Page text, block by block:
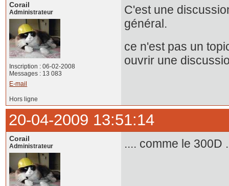
Corail
Administrateur
Inscription : 06-02-2008
Messages : 13 083
E-mail
C'est une
général.
ce n'est pas un
ouvrir une
Hors ligne
20-04-2009 13:51:14
Corail
Administrateur .... comme le 300D